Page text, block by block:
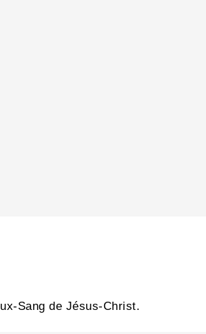
Sang de Jésus-Christ.